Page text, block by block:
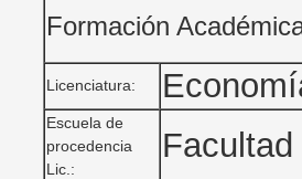
Formación
Licenciatura:
Escuela de
procedencia
Lic.: